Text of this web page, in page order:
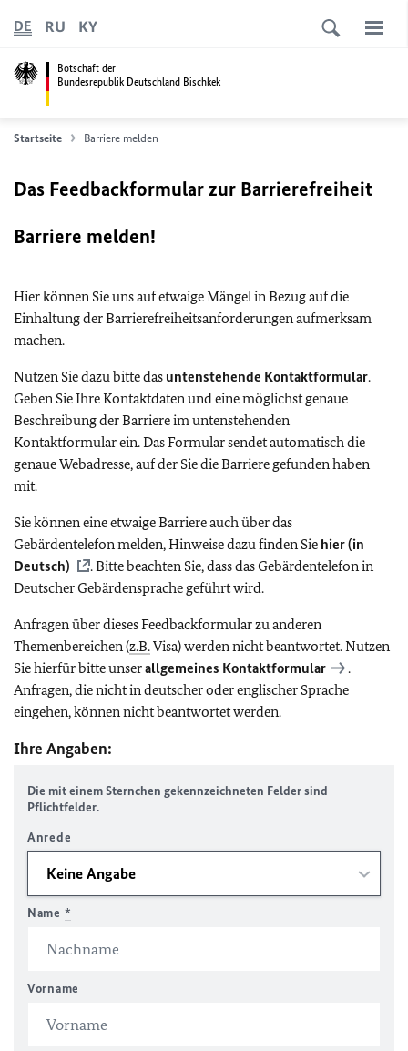
Botschaft der
Bundesrepublik Deutschland Bischkek
DE RU KY
Startseite Barriere melden
Das Feedbackformular zur Barrierefreiheit
Barriere melden!
Hier können Sie uns auf etwaige Mängel in Bezug auf die
Einhaltung der Barrierefreiheitsanforderungen aufmerksam
machen.
Nutzen Sie dazu bitte das untenstehende Kontaktformular.
Geben Sie Ihre Kontaktdaten und eine möglichst genaue
Beschreibung der Barriere im untenstehenden
Kontaktformular ein. Das Formular sendet automatisch die
genaue Webadresse, auf der Sie die Barriere gefunden haben
mit.
Sie können eine etwaige Barriere auch über das
Gebärdentelefon melden, Hinweise dazu finden Sie hier (in
Deutsch)
. Bitte beachten Sie, dass das Gebärdentelefon in
Deutscher Gebärdensprache geführt wird.
Anfragen über dieses Feedbackformular zu anderen
Themenbereichen (z.B.Visa) werden nicht beantwortet. Nutzen
Sie hierfür bitte unserallgemeines Kontaktformular
.
Anfragen, die nicht in deutscher oder englischer Sprache
eingehen, können nicht beantwortet werden.
Ihre Angaben:
Die mit einem Sternchen gekennzeichneten Felder sind
Pflichtfelder.
Anrede
Name *
Vorname